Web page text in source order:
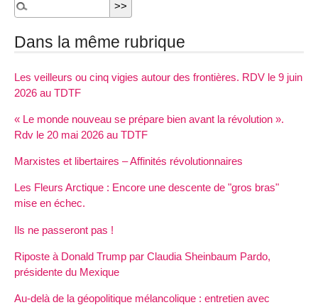
Dans la même rubrique
Les veilleurs ou cinq vigies autour des frontières. RDV le 9 juin
2026 au TDTF
« Le monde nouveau se prépare bien avant la révolution ».
Rdv le 20 mai 2026 au TDTF
Marxistes et libertaires – Affinités révolutionnaires
Les Fleurs Arctique : Encore une descente de "gros bras"
mise en échec.
Ils ne passeront pas !
Riposte à Donald Trump par Claudia Sheinbaum Pardo,
présidente du Mexique
Au-delà de la géopolitique mélancolique : entretien avec